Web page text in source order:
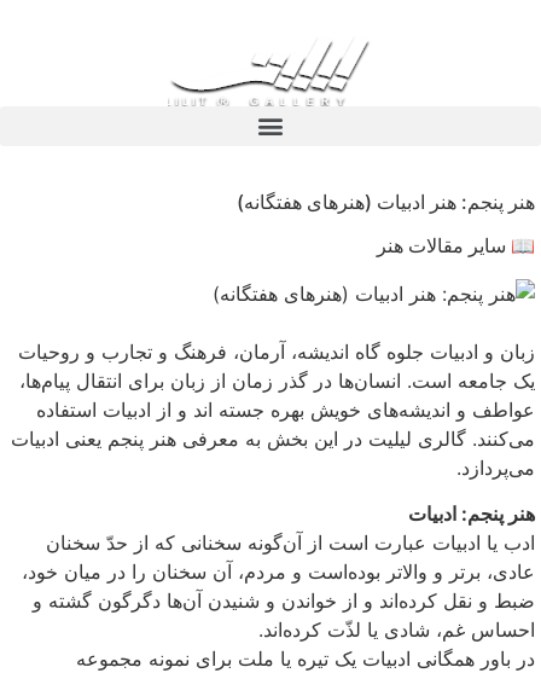
هنر پنجم: هنر ادبیات (هنرهای هفتگانه)
📖 سایر مقالات هنر
زبان و ادبیات جلوه گاه اندیشه، آرمان، فرهنگ و تجارب و روحیات
یک جامعه است. انسان‌ها در گذر زمان از زبان برای انتقال پیام‌ها،
عواطف و اندیشه‌های خویش بهره جسته اند و از ادبیات استفاده
می‌کنند. گالری لیلیت در این بخش به معرفی هنر پنجم یعنی ادبیات
می‌پردازد.
هنر پنجم: ادبیات
ادب یا ادبیات عبارت است از آن‌گونه سخنانی که از حدّ سخنان
عادی، برتر و والاتر بوده‌است و مردم، آن سخنان را در میان خود،
ضبط و نقل کرده‌اند و از خواندن و شنیدن آن‌ها دگرگون گشته و
احساس غم، شادی یا لذّت کرده‌اند.
در باور همگانی ادبیات یک تیره یا ملت برای نمونه مجموعه